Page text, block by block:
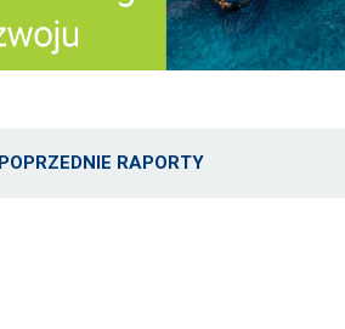
POPRZEDNIE RAPORTY